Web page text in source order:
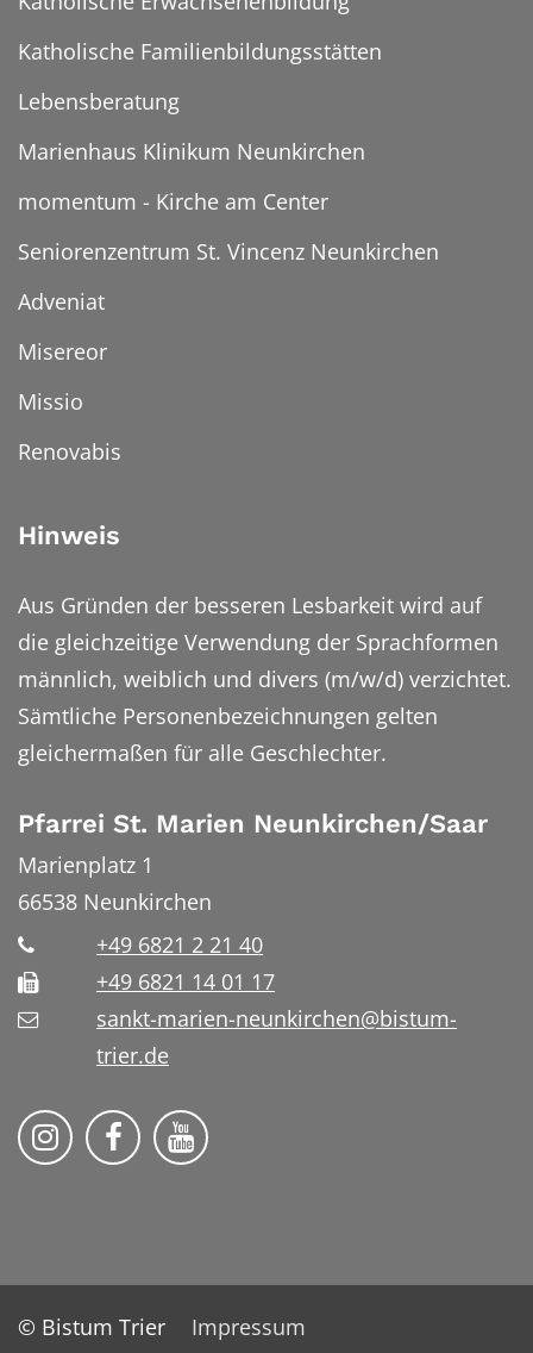
Katholische Familienbildungsstätten
Lebensberatung
Marienhaus Klinikum Neunkirchen
momentum - Kirche am Center
Seniorenzentrum St. Vincenz Neunkirchen
Adveniat
Misereor
Missio
Renovabis
Hinweis
Aus Gründen der besseren Lesbarkeit wird auf
die gleichzeitige Verwendung der Sprachformen
männlich, weiblich und divers (m/w/d) verzichtet.
Sämtliche Personenbezeichnungen gelten
gleichermaßen für alle Geschlechter.
Pfarrei St. Marien Neunkirchen/Saar
Marienplatz 1
66538 Neunkirchen
+49 6821 2 21 40
+49 6821 14 01 17
sankt-marien-neunkirchen@bistum-
trier.de
Bistum Trier auf Instragram
Die Pfarrei auf Facebook
Die Pfarrei auf YouTube
© Bistum Trier
Impressum